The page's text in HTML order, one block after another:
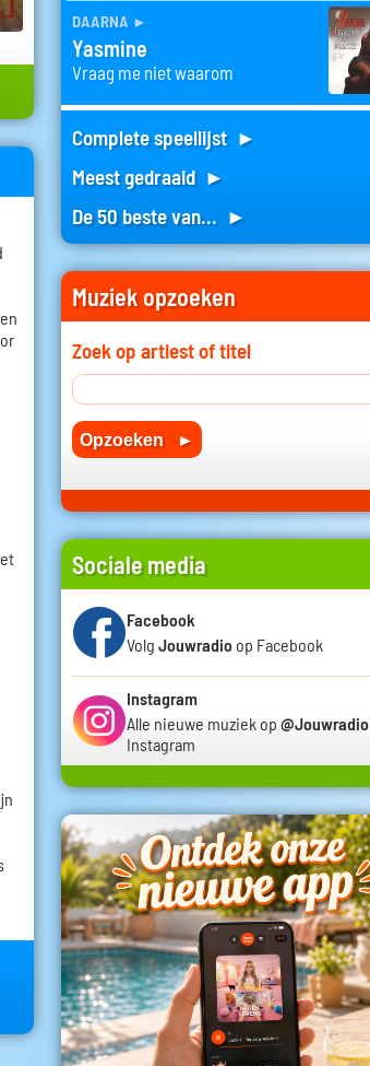
daarna ►
Yasmine
Vraag me niet waarom
Complete speellijst ►
Meest gedraaid ►
De 50 beste van... ►
Muziek opzoeken
Zoek op artiest of titel
Sociale media
Facebook
Volg Jouwradio op Facebook
Instagram
Alle nieuwe muziek op @Jouwradio
Instagram